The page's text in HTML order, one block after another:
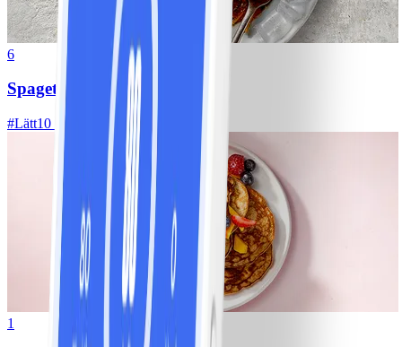
6
Spagetti med köttfärssås
#Lätt10 MIN
1